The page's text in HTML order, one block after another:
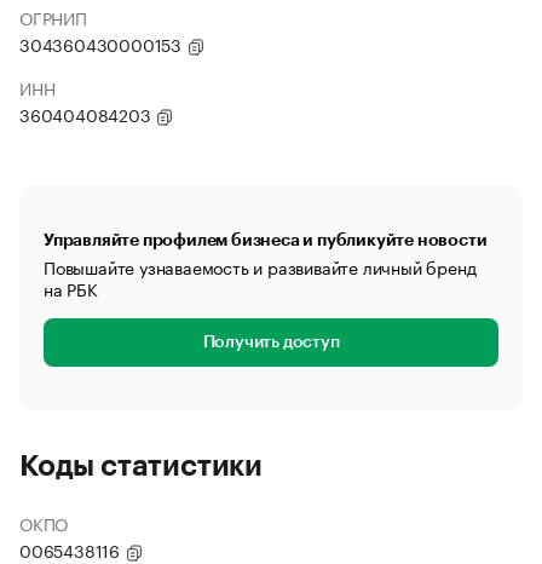
ОГРНИП
304360430000153
ИНН
360404084203
Управляйте профилем бизнеса и публикуйте новости
Повышайте узнаваемость и развивайте личный бренд
на РБК
Получить доступ
Коды статистики
ОКПО
0065438116